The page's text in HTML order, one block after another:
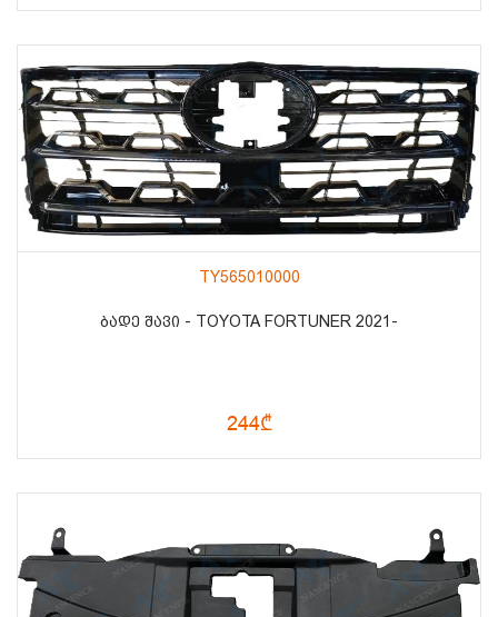
TY565010000
ᲑᲐᲓᲔ ᲨᲐᲕᲘ - TOYOTA FORTUNER 2021-
244₾